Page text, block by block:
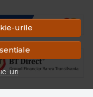
urile
uri